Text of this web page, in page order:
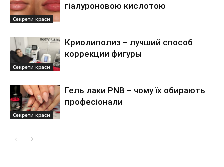
Секрети краси
гіалуроновою кислотою
Секрети краси
Криолиполиз – лучший способ
коррекции фигуры
Секрети краси
Гель лаки PNB – чому їх обирають
професіонали